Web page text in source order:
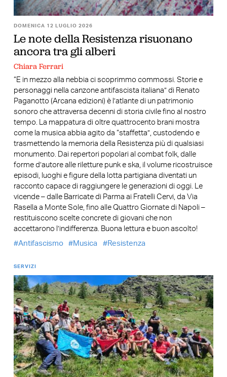
DOMENICA 12 LUGLIO 2026
Le note della Resistenza risuonano
ancora tra gli alberi
Chiara Ferrari
“E in mezzo alla nebbia ci scoprimmo commossi. Storie e
personaggi nella canzone antifascista italiana” di Renato
Paganotto (Arcana edizioni) è l’atlante di un patrimonio
sonoro che attraversa decenni di storia civile fino al nostro
tempo. La mappatura di oltre quattrocento brani mostra
come la musica abbia agito da “staffetta”, custodendo e
trasmettendo la memoria della Resistenza più di qualsiasi
monumento. Dai repertori popolari al combat folk, dalle
forme d’autore alle riletture punk e ska, il volume ricostruisce
episodi, luoghi e figure della lotta partigiana diventati un
racconto capace di raggiungere le generazioni di oggi. Le
vicende – dalle Barricate di Parma ai Fratelli Cervi, da Via
Rasella a Monte Sole, fino alle Quattro Giornate di Napoli –
restituiscono scelte concrete di giovani che non
accettarono l’indifferenza. Buona lettura e buon ascolto!
Antifascismo
Musica Resistenza
SERVIZI